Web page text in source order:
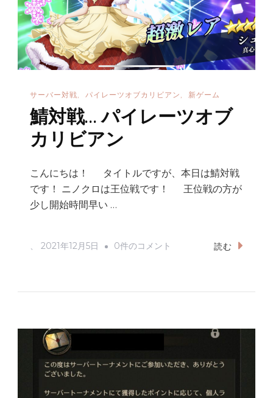
サーバー対戦 パイレーツオブカリビアン 新ゲーム
鯖対戦… パイレーツオブ
カリビアン
こんにちは！ タイトルですが、本日は鯖対戦
です！ ニノクロは王位戦です！ 王位戦の方が
少し開始時間早い …
、 2021年12月5日
鯖
ー
ツ
0件のコメント 読む